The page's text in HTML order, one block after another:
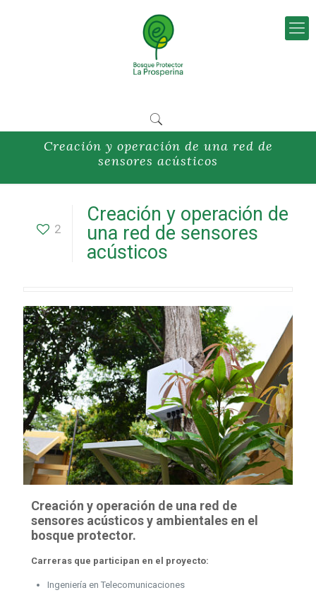
Creación y operación de una red de
sensores acústicos
2
Creación y operación de
una red de sensores
acústicos
Creación y operación de una red de
sensores acústicos y ambientales en el
bosque protector.
Carreras que participan en el proyecto:
Ingeniería en Telecomunicaciones